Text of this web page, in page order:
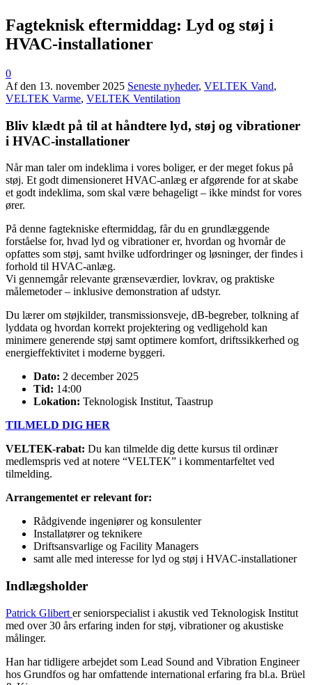
Fagteknisk eftermiddag: Lyd og støj i
HVAC-installationer
0
Afden 13. november 2025 Seneste nyheder, VELTEK Vand,
VELTEK Varme, VELTEK Ventilation
Bliv klædt på til at håndtere lyd, støj og vibrationer
i HVAC-installationer
Når man taler om indeklima i vores boliger, er der meget fokus på
støj. Et godt dimensioneret HVAC-anlæg er afgørende for at skabe
et godt indeklima, som skal være behageligt – ikke mindst for vores
ører.
På denne fagtekniske eftermiddag, får du en grundlæggende
forståelse for, hvad lyd og vibrationer er, hvordan og hvornår de
opfattes som støj, samt hvilke udfordringer og løsninger, der findes i
forhold til HVAC-anlæg.
Vi gennemgår relevante grænseværdier, lovkrav, og praktiske
målemetoder – inklusive demonstration af udstyr.
Du lærer om støjkilder, transmissionsveje, dB-begreber, tolkning af
lyddata og hvordan korrekt projektering og vedligehold kan
minimere generende støj samt optimere komfort, driftssikkerhed og
energieffektivitet i moderne byggeri.
Dato: 2 december 2025
Tid: 14:00
Lokation: Teknologisk Institut, Taastrup
TILMELD DIG HER
VELTEK-rabat: Du kan tilmelde dig dette kursus til ordinær
medlemspris ved at notere “VELTEK” i kommentarfeltet ved
tilmelding.
Arrangementet er relevant for:
Rådgivende ingeniører og konsulenter
Installatører og teknikere
Driftsansvarlige og Facility Managers
samt alle med interesse for lyd og støj i HVAC-installationer
Indlægsholder
Patrick Glibert er seniorspecialist i akustik ved Teknologisk Institut
med over 30 års erfaring inden for støj, vibrationer og akustiske
målinger.
Han har tidligere arbejdet som Lead Sound and Vibration Engineer
hos Grundfos og har omfattende international erfaring fra bl.a. Brüel